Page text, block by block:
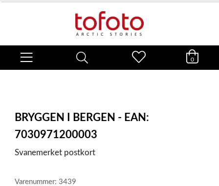
0
BRYGGEN I BERGEN - EAN:
7030971200003
Svanemerket postkort
Varenummer: 3439